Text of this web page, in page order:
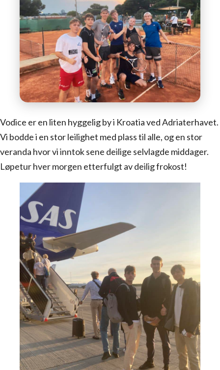
Vodice er en liten hyggelig by i Kroatia ved Adriaterhavet.
Vi bodde i en stor leilighet med plass til alle, og en stor
veranda hvor vi inntok sene deilige selvlagde middager.
Løpetur hver morgen etterfulgt av deilig frokost!